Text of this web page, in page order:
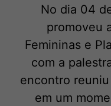
No dia 04
promoveu
Femininas e
com a
encontro
em um